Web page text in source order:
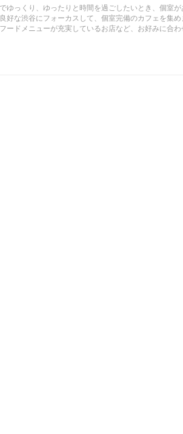
ゆっくり、ゆったりと時間を過ごしたいとき、個室
好な渋谷にフォーカスして、個室完備のカフェを集
ードメニューが充実しているお店など、お好みに合わ